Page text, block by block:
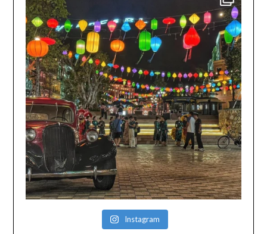
Instagram